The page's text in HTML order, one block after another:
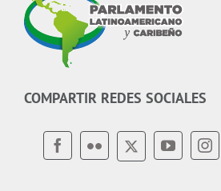
COMPARTIR REDES SOCIALES